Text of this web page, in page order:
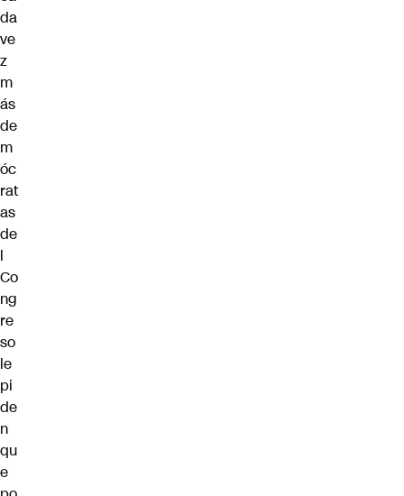
da
ve
z
m
ás
de
m
óc
rat
as
de
l
Co
ng
re
so
le
pi
de
n
qu
e